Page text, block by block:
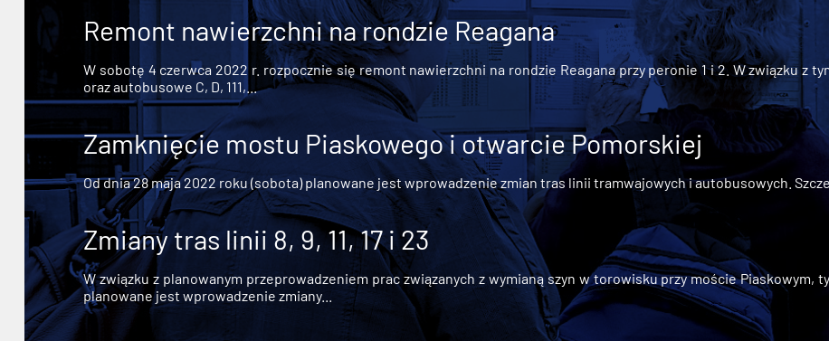
Remont nawierzchni na rondzie Reagana
W sobotę 4 czerwca 2022 r. rozpocznie się remont nawierzchni na rondzie Reagana przy peronie 1 i 2. W związku z
oraz autobusowe C, D, 111,...
Zamknięcie mostu Piaskowego i otwarcie Pomorskiej
Od dnia 28 maja 2022 roku (sobota) planowane jest wprowadzenie zmian tras linii tramwajowych i autobusowych.
Zmiany tras linii 8, 9, 11, 17 i 23
W związku z planowanym przeprowadzeniem prac związanych z wymianą szyn w torowisku przy moście
planowane jest wprowadzenie zmiany...